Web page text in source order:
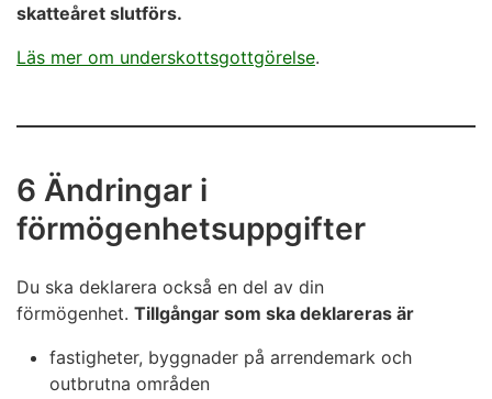
skatteåret slutförs.
Läs mer om underskottsgottgörelse.
6 Ändringar i
förmögenhetsuppgifter
Du ska deklarera också en del av din
förmögenhet. Tillgångar som ska deklareras är
fastigheter, byggnader på arrendemark och
outbrutna områden